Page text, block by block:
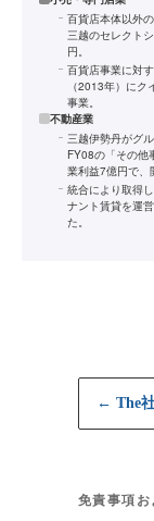
百貨店本体以外
三越のセレクト
円。
百貨店事業に対
（2013年）に
事業。
不動産業
三越伊勢丹がグ
FY08の「その他
業利益7億円で、
統合により取得
ナント賃貸を運
た。
← The
免責事項お